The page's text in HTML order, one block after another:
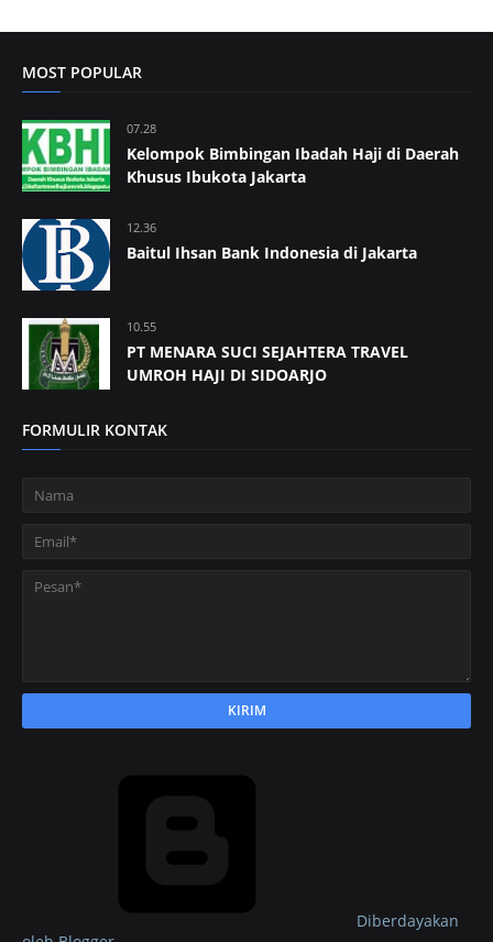
MOST POPULAR
07.28
Kelompok Bimbingan Ibadah Haji di Daerah
Khusus Ibukota Jakarta
12.36
Baitul Ihsan Bank Indonesia di Jakarta
10.55
PT MENARA SUCI SEJAHTERA TRAVEL
UMROH HAJI DI SIDOARJO
FORMULIR KONTAK
Diberdayakan